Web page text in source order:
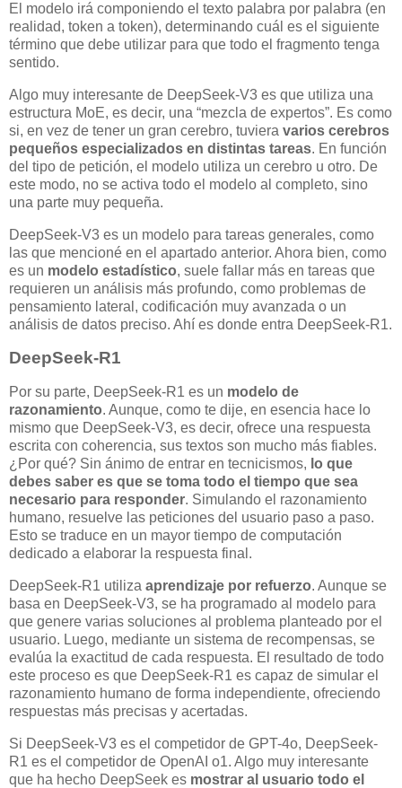
El modelo irá componiendo el texto palabra por palabra (en
realidad, token a token), determinando cuál es el siguiente
término que debe utilizar para que todo el fragmento tenga
sentido.
Algo muy interesante de DeepSeek-V3 es que utiliza una
estructura MoE, es decir, una “mezcla de expertos”. Es como
si, en vez de tener un gran cerebro, tuviera varios cerebros
pequeños especializados en distintas tareas. En función
del tipo de petición, el modelo utiliza un cerebro u otro. De
este modo, no se activa todo el modelo al completo, sino
una parte muy pequeña.
DeepSeek-V3 es un modelo para tareas generales, como
las que mencioné en el apartado anterior. Ahora bien, como
es un modelo estadístico, suele fallar más en tareas que
requieren un análisis más profundo, como problemas de
pensamiento lateral, codificación muy avanzada o un
análisis de datos preciso. Ahí es donde entra DeepSeek-R1.
DeepSeek-R1
Por su parte, DeepSeek-R1 es un modelo de
razonamiento. Aunque, como te dije, en esencia hace lo
mismo que DeepSeek-V3, es decir, ofrece una respuesta
escrita con coherencia, sus textos son mucho más fiables.
¿Por qué? Sin ánimo de entrar en tecnicismos, lo que
debes saber es que se toma todo el tiempo que sea
necesario para responder. Simulando el razonamiento
humano, resuelve las peticiones del usuario paso a paso.
Esto se traduce en un mayor tiempo de computación
dedicado a elaborar la respuesta final.
DeepSeek-R1 utiliza aprendizaje por refuerzo. Aunque se
basa en DeepSeek-V3, se ha programado al modelo para
que genere varias soluciones al problema planteado por el
usuario. Luego, mediante un sistema de recompensas, se
evalúa la exactitud de cada respuesta. El resultado de todo
este proceso es que DeepSeek-R1 es capaz de simular el
razonamiento humano de forma independiente, ofreciendo
respuestas más precisas y acertadas.
Si DeepSeek-V3 es el competidor de GPT-4o, DeepSeek-
R1 es el competidor de OpenAI o1. Algo muy interesante
que ha hecho DeepSeek es mostrar al usuario todo el